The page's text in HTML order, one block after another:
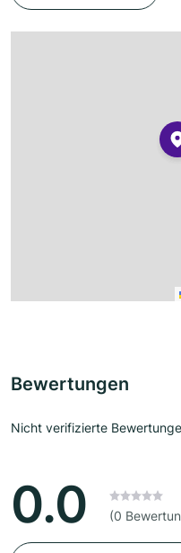
Bewertungen
Nicht verifizierte
0.0 (0